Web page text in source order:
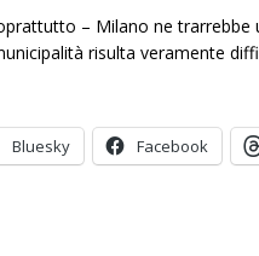
– Milano ne
risulta veramente
Bluesky Facebook